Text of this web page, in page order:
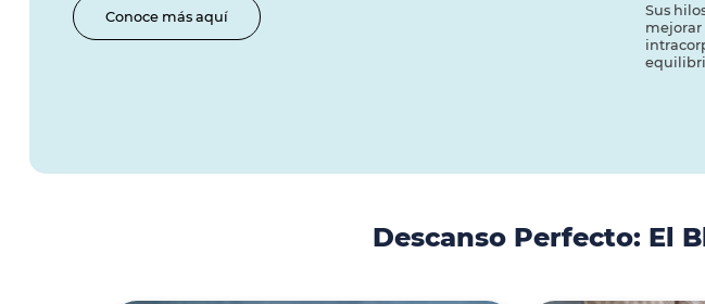
Conoce más aquí
Sus
mejorar
Descanso Perfecto: El